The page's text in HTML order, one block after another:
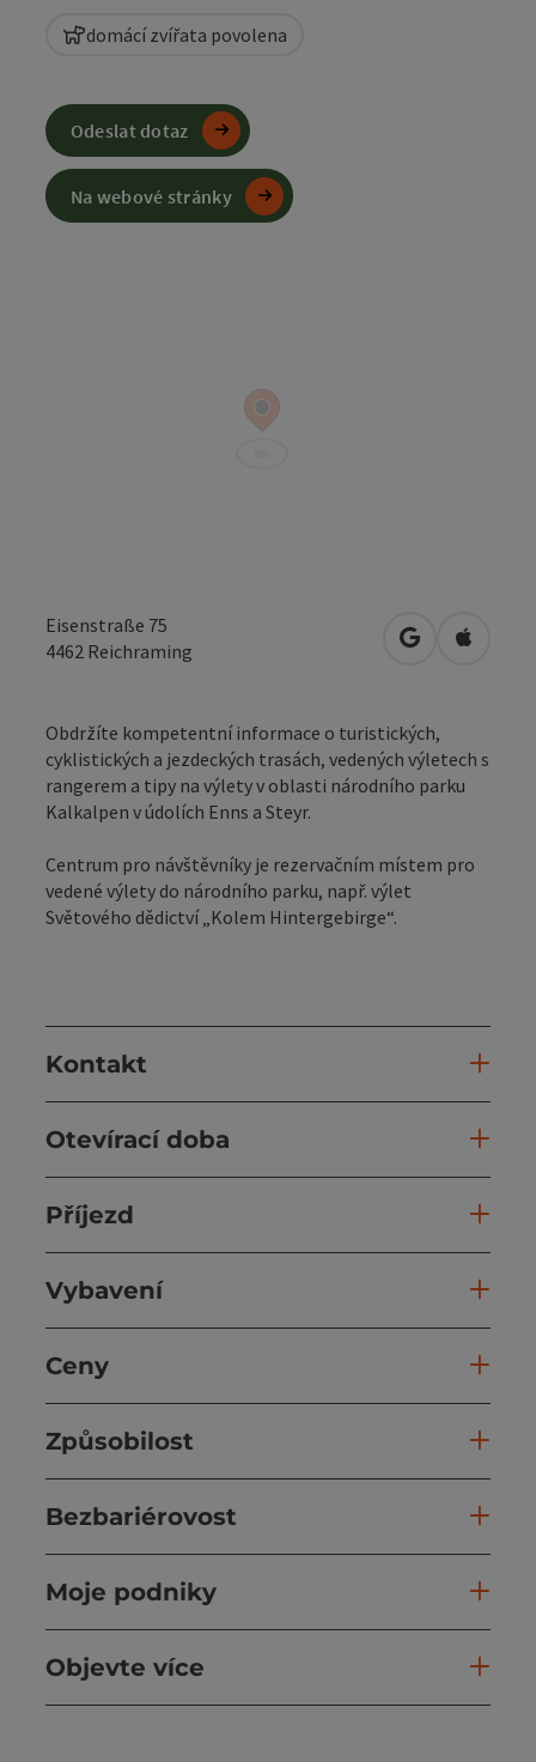
domácí zvířata povolena
Eisenstraße 75
4462 Reichraming Otevřít vOtevřít
Obdržíte kompetentní informace o turistických,
cyklistických a jezdeckých trasách, vedených výletech s
rangerem a tipy na výlety v oblasti národního parku
Kalkalpen v údolích Enns a Steyr.
Centrum pro návštěvníky je rezervačním místem pro
vedené výlety do národního parku, např. výlet
Světového dědictví „Kolem Hintergebirge“.
Kontakt
Otevírací doba
Příjezd
Vybavení
Ceny
Způsobilost
Bezbariérovost
Moje podniky
Objevte více
Odeslat dotaz
Na webové stránky